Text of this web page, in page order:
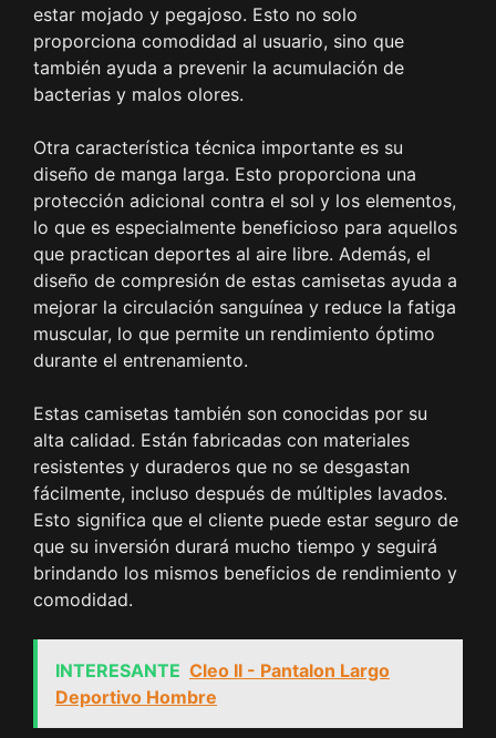
estar mojado y pegajoso. Esto no solo
proporciona comodidad al usuario, sino que
también ayuda a prevenir la acumulación de
bacterias y malos olores.
Otra característica técnica importante es su
diseño de manga larga. Esto proporciona una
protección adicional contra el sol y los elementos,
lo que es especialmente beneficioso para aquellos
que practican deportes al aire libre. Además, el
diseño de compresión de estas camisetas ayuda a
mejorar la circulación sanguínea y reduce la fatiga
muscular, lo que permite un rendimiento óptimo
durante el entrenamiento.
Estas camisetas también son conocidas por su
alta calidad. Están fabricadas con materiales
resistentes y duraderos que no se desgastan
fácilmente, incluso después de múltiples lavados.
Esto significa que el cliente puede estar seguro de
que su inversión durará mucho tiempo y seguirá
brindando los mismos beneficios de rendimiento y
comodidad.
INTERESANTE Cleo II - Pantalon Largo
Deportivo Hombre